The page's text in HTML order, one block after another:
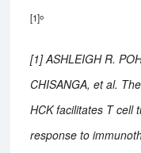
[1]。
[1] ASHLEIGH R.
CHISANGA, et al.
HCK facilitates T cell
response to